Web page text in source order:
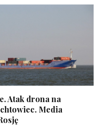
Atak drona na
Media